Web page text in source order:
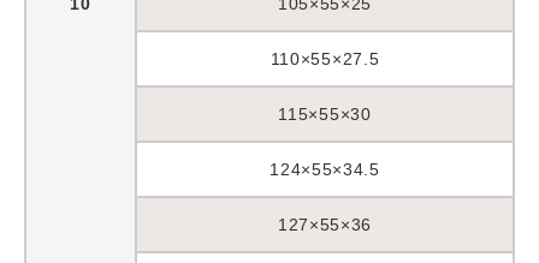
110×55×27.5
115×55×30
124×55×34.5
127×55×36